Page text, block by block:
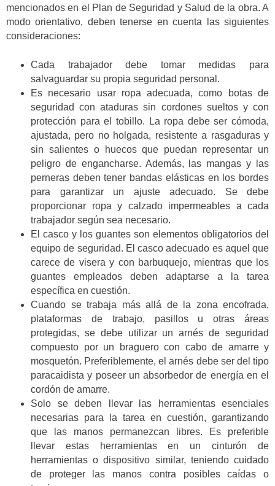
mencionados en el Plan de Seguridad y Salud de la obra. A
modo orientativo, deben tenerse en cuenta las siguientes
consideraciones:
Cada trabajador debe tomar medidas para
salvaguardar su propia seguridad personal .
Es necesario usar ropa adecuada, como botas de
seguridad con ataduras sin cordones sueltos y con
protección para el tobillo. La ropa debe ser cómoda,
ajustada, pero no holgada, resistente a rasgaduras y
sin salientes o huecos que puedan representar un
peligro de engancharse. Además, las mangas y las
perneras deben tener bandas elásticas en los bordes
para garantizar un ajuste adecuado. Se debe
proporcionar ropa y calzado impermeables a cada
trabajador según sea necesario.
El casco y los guantes son elementos obligatorios del
equipo de seguridad. El casco adecuado es aquel que
carece de visera y con barbuquejo, mientras que los
guantes empleados deben adaptarse a la tarea
específica en cuestión.
Cuando se trabaja más allá de la zona encofrada,
plataformas de trabajo, pasillos u otras áreas
protegidas, se debe utilizar un arnés de seguridad
compuesto por un braguero con cabo de amarre y
mosquetón. Preferiblemente, el arnés debe ser del tipo
paracaidista y poseer un absorbedor de energía en el
cordón de amarre.
Solo se deben llevar las herramientas esenciales
necesarias para la tarea en cuestión, garantizando
que las manos permanezcan libres.
Es preferible
llevar estas herramientas en un cinturón de
herramientas o dispositivo similar, teniendo cuidado
de proteger las manos contra posibles caídas o